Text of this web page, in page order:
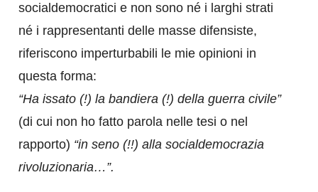
socialdemocratici e non sono né i larghi strati
né i rappresentanti delle masse difensiste,
riferiscono imperturbabili le mie opinioni in
questa forma:
“Ha issato (!) la bandiera (!) della guerra civile”
(di cui non ho fatto parola nelle tesi o nel
rapporto) “in seno (!!) alla socialdemocrazia
rivoluzionaria…”.